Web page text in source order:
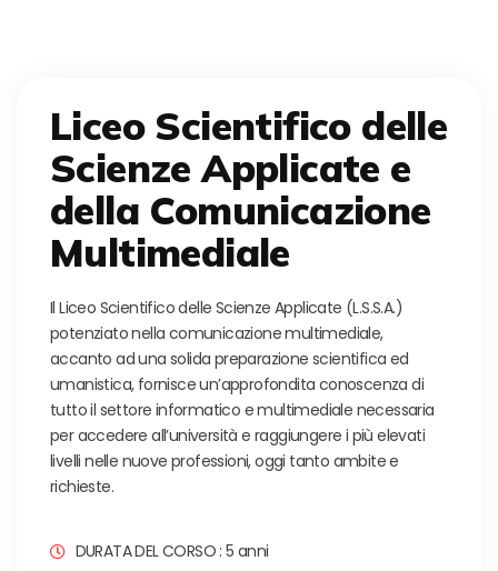
Liceo Scientifico delle
Scienze Applicate e
della Comunicazione
Multimediale
Il Liceo Scientifico delle Scienze Applicate (L.S.S.A.)
potenziato nella comunicazione multimediale,
accanto ad una solida preparazione scientifica ed
umanistica, fornisce un’approfondita conoscenza di
tutto il settore informatico e multimediale necessaria
per accedere all’università e raggiungere i più elevati
livelli nelle nuove professioni, oggi tanto ambite e
richieste.
DURATA DEL CORSO : 5 anni